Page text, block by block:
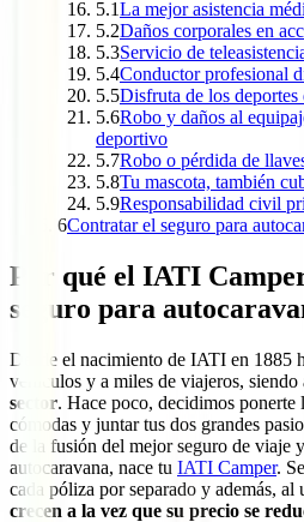
5.1La mejor asistencia
5.2Daños corporales en
5.3Servicio de
5.4Conductor profesional
5.5Disfruta de los deportes
5.6Robo y daños al
deportivo
5.7Robo o pérdida de
5.8Tu mascota, también
5.9Responsabilidad civil
6Contratar el seguro para
Por qué el IATI
seguro para
Desde el nacimiento de IATI en 1885
vehículos y a miles de viajeros, siendo
sector. Hace poco, decidimos ponerte
cómodas y juntar tus dos grandes
de la fusión del mejor seguro de viaje
autocaravana, nace tu IATI Camper.
cada póliza por separado y además, al
crecen a la vez que su precio se